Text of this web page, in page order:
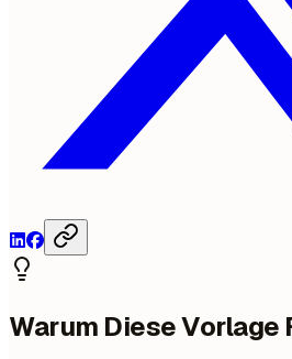
Warum Diese